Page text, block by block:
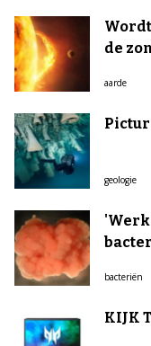
de
aarde
geologie
bacteriën
KIJK